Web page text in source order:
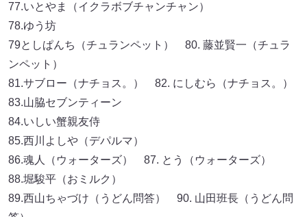
77.いとやま（イクラボブチャンチャン）
78.ゆう坊
79としぱんち（チュランペット） 80. 藤並賢一（チュラ
ンペット）
81.サブロー（ナチョス。） 82. にしむら（ナチョス。）
83.山脇セブンティーン
84.いしい蟹親友侍
85.西川よしや（デパルマ）
86.魂人（ウォーターズ） 87. とう（ウォーターズ）
88.堀駿平（おミルク）
89.西山ちゃづけ（うどん問答） 90. 山田班長（うどん問